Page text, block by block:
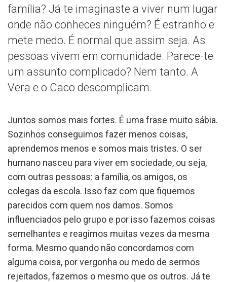
família? Já te imaginaste a viver num lugar
onde não conheces ninguém? É estranho e
mete medo. É normal que assim seja. As
pessoas vivem em comunidade. Parece-te
um assunto complicado? Nem tanto. A
Vera e o Caco descomplicam.
Juntos somos mais fortes. É uma frase muito sábia.
Sozinhos conseguimos fazer menos coisas,
aprendemos menos e somos mais tristes. O ser
humano nasceu para viver em sociedade, ou seja,
com outras pessoas: a família, os amigos, os
colegas da escola. Isso faz com que fiquemos
parecidos com quem nos damos. Somos
influenciados pelo grupo e por isso fazemos coisas
semelhantes e reagimos muitas vezes da mesma
forma. Mesmo quando não concordamos com
alguma coisa, por vergonha ou medo de sermos
rejeitados, fazemos o mesmo que os outros. Já te